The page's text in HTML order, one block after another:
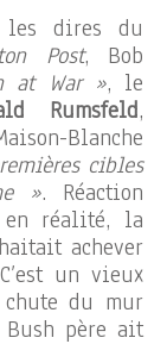
dires du
Post, Bob
at War », le
Rumsfeld,
Blanche
cibles
». Réaction
réalité, la
achever
un vieux
du mur
père ait